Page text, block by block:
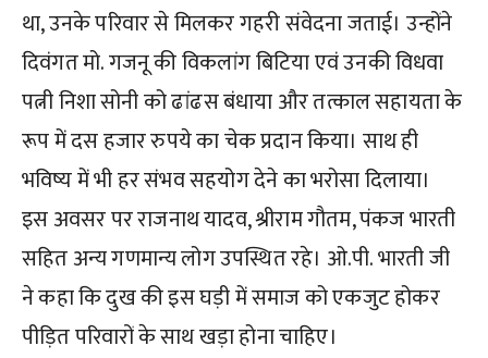
था, उनके परिवार से मिलकर गहरी संवेदना जताई। उन्होंने
दिवंगत मो. गजनू की विकलांग बिटिया एवं उनकी विधवा
पत्नी निशा सोनी को ढांढस बंधाया और तत्काल सहायता के
रूप में दस हजार रुपये का चेक प्रदान किया। साथ ही
भविष्य में भी हर संभव सहयोग देने का भरोसा दिलाया।
इस अवसर पर राजनाथ यादव, श्रीराम गौतम, पंकज भारती
सहित अन्य गणमान्य लोग उपस्थित रहे। ओ.पी. भारती जी
ने कहा कि दुख की इस घड़ी में समाज को एकजुट होकर
पीड़ित परिवारों के साथ खड़ा होना चाहिए।